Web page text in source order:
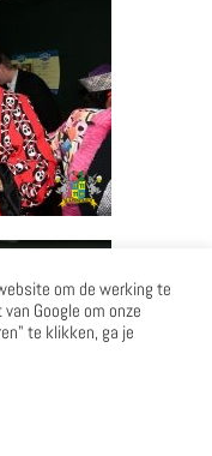
om de werking te
Google om onze
te klikken, ga je